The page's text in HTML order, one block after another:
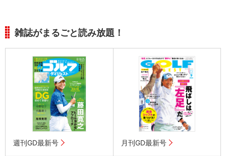
雑誌がまるごと読み放題！
週刊GD最新号 月刊GD最新号